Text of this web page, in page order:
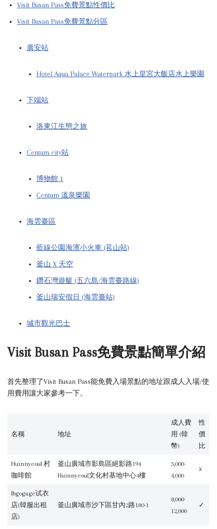
Visit Busan Pass免費景點性價比
Visit Busan Pass免費景點分區
廣安站
Hotel Aqua Palace Waterpark 水上皇宮大飯店水上樂園
下端站
洛東江生態之旅
Centum city站
博物館 1
Centum 溫泉樂園
海雲臺區
藍線公園海濱小火車 (萇山站)
釜山 X 天空
鑽石灣遊艇 (五六島/海雲臺路線)
釜山瑞安假日 (海雲臺站)
城市觀光巴士
Visit Busan Pass免費景點簡單介紹
首先整理了Visit Busan Pass能免費入場景點的地址跟成人入場/使
用費用讓大家參考一下。
名稱 地址
成人費
用 (韓
幣)
性
價
比
Huinnyeoul 村
咖啡館
釜山廣域市影島區絕影路194
Huinnyeoul文化村基地中心4樓
3,000-
4,000
☓
Ibgogage试衣
店(韓服出租
店)
釜山廣域市沙下區甘內2路180-1
8,000-
12,000
✓